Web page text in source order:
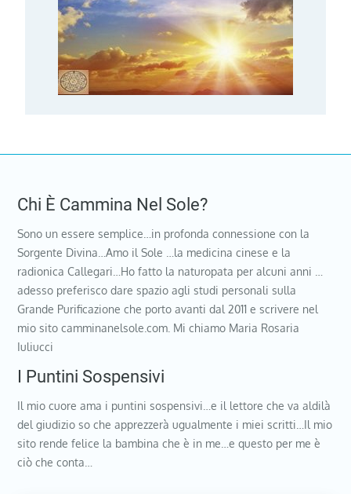
Chi È Cammina Nel Sole?
Sono un essere semplice…in profonda connessione con la
Sorgente Divina…Amo il Sole …la medicina cinese e la
radionica Callegari…Ho fatto la naturopata per alcuni anni …
adesso preferisco dare spazio agli studi personali sulla
Grande Purificazione che porto avanti dal 2011 e scrivere nel
mio sito camminanelsole.com. Mi chiamo Maria Rosaria
Iuliucci
I Puntini Sospensivi
Il mio cuore ama i puntini sospensivi…e il lettore che va aldilà
del giudizio so che apprezzerà ugualmente i miei scritti…Il mio
sito rende felice la bambina che è in me…e questo per me è
ciò che conta…